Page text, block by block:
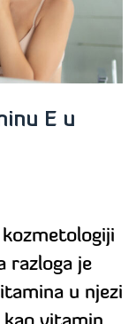
E u
razloga je
u njezi